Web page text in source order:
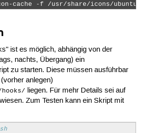
cache -f /usr/share/icons/ubuntu-
ist es möglich, abhängig von der
nachts, Übergang) ein
zu starten. Diese müssen ausführbar
anlegen)
liegen. Für mehr Details sei auf
Zum Testen kann ein Skript mit